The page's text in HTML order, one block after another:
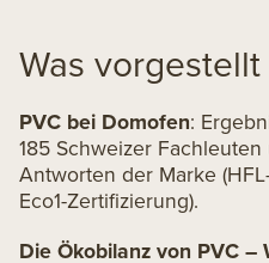
Was
PVC bei Domofen:
185 Schweizer
Antworten der Marke
Eco1-Zertifizierung).
Die Ökobilanz von PVC –